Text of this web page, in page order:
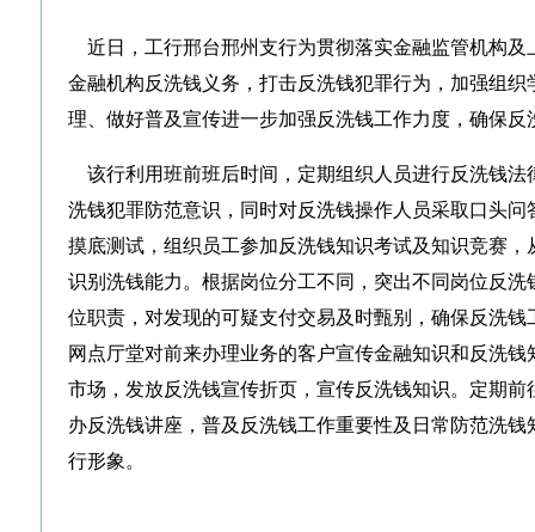
近日，工行邢台邢州支行为贯彻落实金融监管机构及
金融机构反洗钱义务，打击反洗钱犯罪行为，加强组
理、做好普及宣传进一步加强反洗钱工作力度，确保反
该行利用班前班后时间，定期组织人员进行反洗钱法
洗钱犯罪防范意识，同时对反洗钱操作人员采取口头
摸底测试，组织员工参加反洗钱知识考试及知识竞赛
识别洗钱能力。根据岗位分工不同，突出不同岗位反
位职责，对发现的可疑支付交易及时甄别，确保反洗
网点厅堂对前来办理业务的客户宣传金融知识和反洗
市场，发放反洗钱宣传折页，宣传反洗钱知识。定期
办反洗钱讲座，普及反洗钱工作重要性及日常防范洗
行形象。